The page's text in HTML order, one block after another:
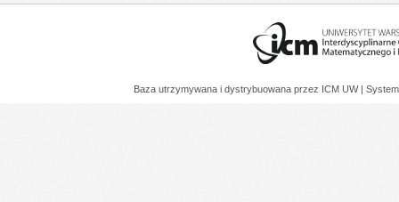
Baza utrzymywana i dystrybuowana przez ICM UW |